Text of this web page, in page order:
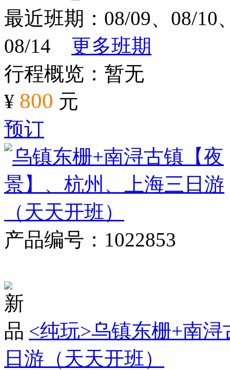
最近班期：08/09、08/10
08/14 更多班期
行程概览：暂无
¥ 800 元
预订
产品编号：1022853
<纯玩>乌镇东栅+南
日游（天天开班）